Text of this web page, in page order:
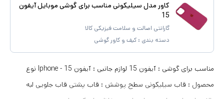
کاور مدل سیلیکونی مناسب برای گوشی موبایل آیفون
15
گارانتی اصالت و سلامت فیزیکی کالا
دسته بندی : کیف و کاور گوشی
مناسب برای گوشی : آیفون 15 لوازم جانبی : آیفون 15 - Iphone نوع
محصول : قاب سیلیکونی سطح پوشش : قاب پشتی قاب جلویی لبه